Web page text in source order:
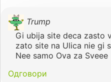
Trump
Gi ubija site deca zasto
zato site na Ulica nie gi
Nee samo Ova za Sveee
Одговори